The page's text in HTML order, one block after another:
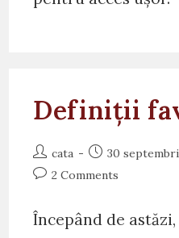
Definiții
Post
author:
cata
Post
published:
30
Post2 Comments
Începând de